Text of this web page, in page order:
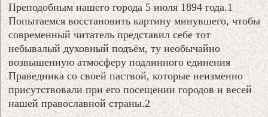
Преподобным нашего города 5 июля 1894 года.1
Попытаемся восстановить картину минувшего, чтобы
современный читатель представил себе тот
небывалый духовный подъём, ту необычайно
возвышенную атмосферу подлинного единения
Праведника со своей паствой, которые неизменно
присутствовали при его посещении городов и весей
нашей православной страны.2